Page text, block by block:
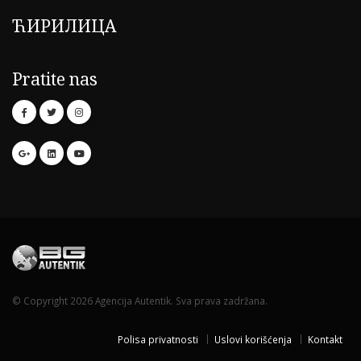
ЋИРИЛИЦА
Pratite nas
© Copyright 2026 Agencija Autentik. Sva prava zadržana.
Polisa privatnosti Uslovi korišćenja Kontakt